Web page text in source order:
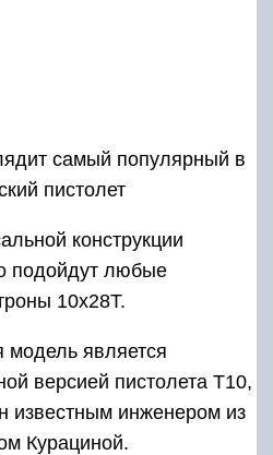
самый популярный в
пистолет
конструкции
подойдут любые
10х28Т.
модель является
версией пистолета Т10,
известным инженером из
Курациной.